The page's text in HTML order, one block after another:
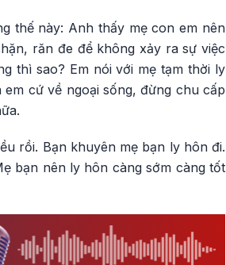
thế này: Anh thấy mẹ con em nên
răn đe để không xảy ra sự việc
thì sao? Em nói với mẹ tạm thời ly
cứ về ngoại sống, đừng chu cấp
rồi. Bạn khuyên mẹ bạn ly hôn đi.
bạn nên ly hôn càng sớm càng tốt